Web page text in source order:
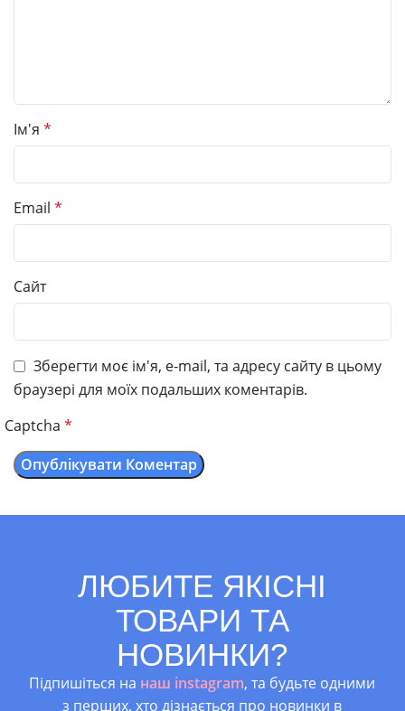
Ім'я *
Email *
Сайт
Зберегти моє ім'я, e-mail, та адресу сайту в цьому
браузері для моїх подальших коментарів.
Captcha *
ЛЮБИТЕ ЯКІСНІ
ТОВАРИ ТА
НОВИНКИ?
Підпишіться на наш instagram, та будьте одними
з перших, хто дізнається про новинки в